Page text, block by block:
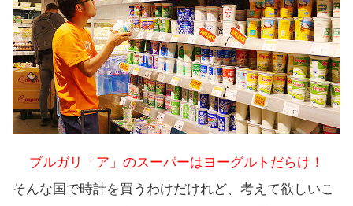
ブルガリ「ア」のスーパーはヨーグルトだらけ！
そんな国で時計を買うわけだけれど、考えて欲しいこ